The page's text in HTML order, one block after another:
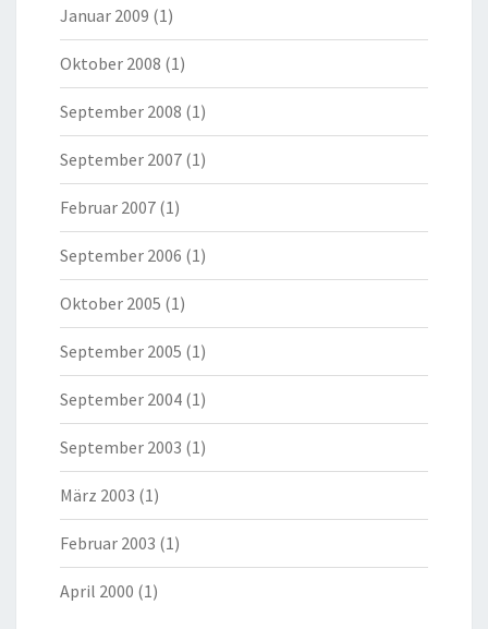
Januar 2009 (1)
Oktober 2008 (1)
September 2008 (1)
September 2007 (1)
Februar 2007 (1)
September 2006 (1)
Oktober 2005 (1)
September 2005 (1)
September 2004 (1)
September 2003 (1)
März 2003 (1)
Februar 2003 (1)
April 2000 (1)